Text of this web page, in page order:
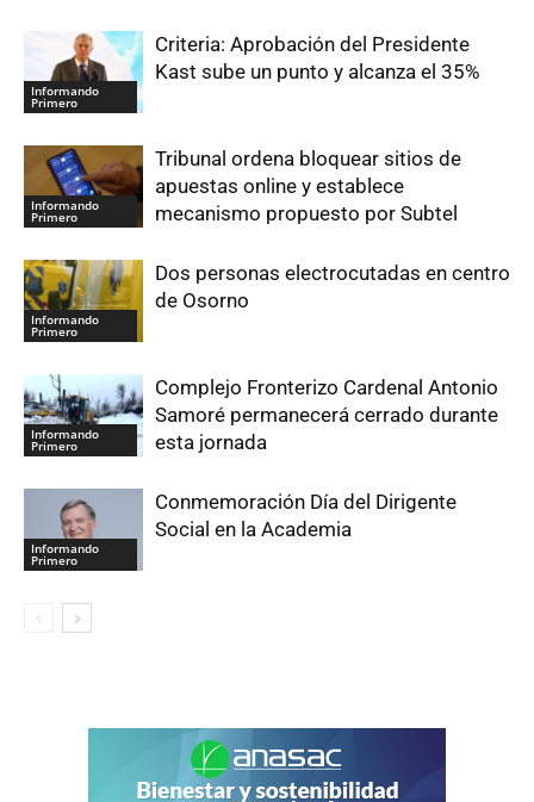
Informando
Primero
Criteria: Aprobación del Presidente
Kast sube un punto y alcanza el 35%
Informando
Primero
Tribunal ordena bloquear sitios de
apuestas online y establece
mecanismo propuesto por Subtel
Informando
Primero
Dos personas electrocutadas en centro
de Osorno
Informando
Primero
Complejo Fronterizo Cardenal Antonio
Samoré permanecerá cerrado durante
esta jornada
Informando
Primero
Conmemoración Día del Dirigente
Social en la Academia